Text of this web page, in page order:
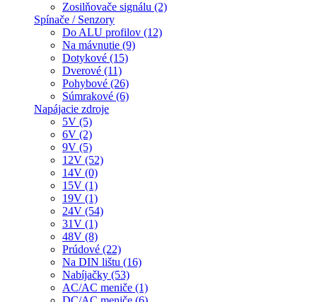
Zosilňovače signálu (2)
Spínače / Senzory
Do ALU profilov (12)
Na mávnutie (9)
Dotykové (15)
Dverové (11)
Pohybové (26)
Súmrakové (6)
Napájacie zdroje
5V (5)
6V (2)
9V (5)
12V (52)
14V (0)
15V (1)
19V (1)
24V (54)
31V (1)
48V (8)
Prúdové (22)
Na DIN lištu (16)
Nabíjačky (53)
AC/AC meniče (1)